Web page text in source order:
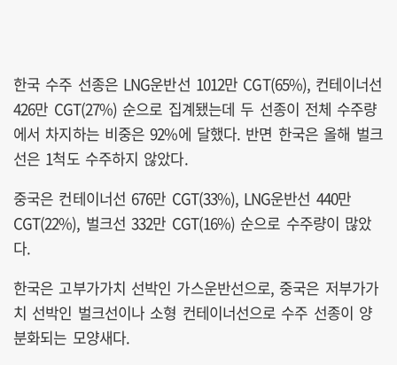
한국 수주 선종은 LNG운반선 1012만 CGT(65%), 컨테이너선
426만 CGT(27%) 순으로 집계됐는데 두 선종이 전체 수주량
에서 차지하는 비중은 92%에 달했다. 반면 한국은 올해 벌크
선은 1척도 수주하지 않았다.
중국은 컨테이너선 676만 CGT(33%), LNG운반선 440만
CGT(22%), 벌크선 332만 CGT(16%) 순으로 수주량이 많았
다.
한국은 고부가가치 선박인 가스운반선으로, 중국은 저부가가
치 선박인 벌크선이나 소형 컨테이너선으로 수주 선종이 양
분화되는 모양새다.